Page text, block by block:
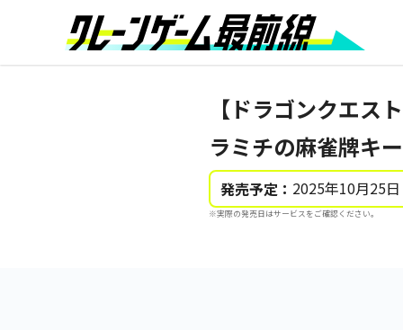
【ドラゴンクエス
ラミチの麻雀牌キ
発売予定： 2025年10月25
※実際の発売日はサービスをご確認ください。